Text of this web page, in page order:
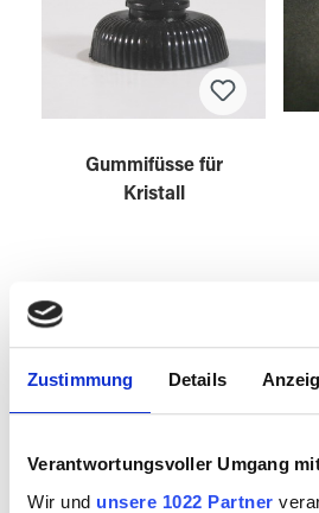
Zustimmung Details
Verantwortungsvoller Umgang
Wir und unsere 1022 Partner
Gummifüsse für
Kristall